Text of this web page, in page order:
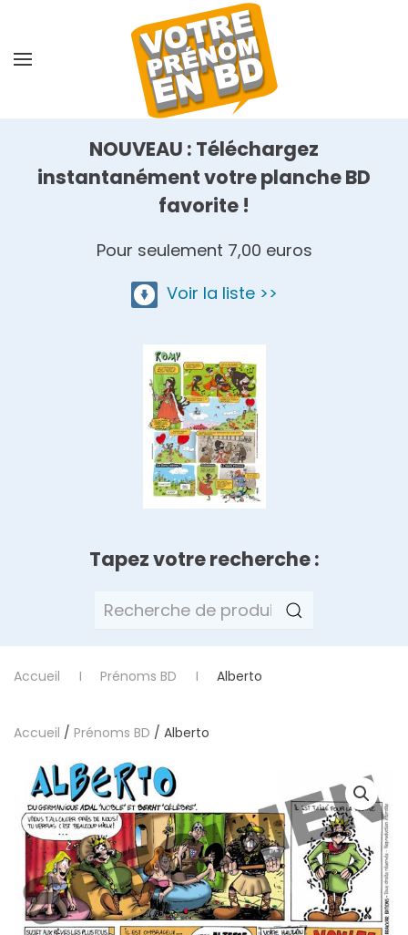
NOUVEAU : Téléchargez
instantanément votre planche BD
favorite !
Pour seulement 7,00 euros
Voir la liste >>
Tapez votre recherche :
Recherche
Accueil Prénoms BD Alberto
Accueil / Prénoms BD / Alberto